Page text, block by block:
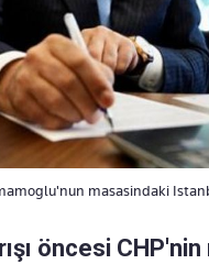
masasindaki
öncesi CHP'nin